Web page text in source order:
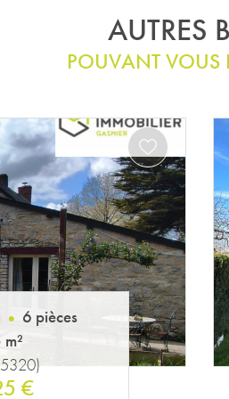
AUTRES
POUVANT VOUS
6 pièces
€